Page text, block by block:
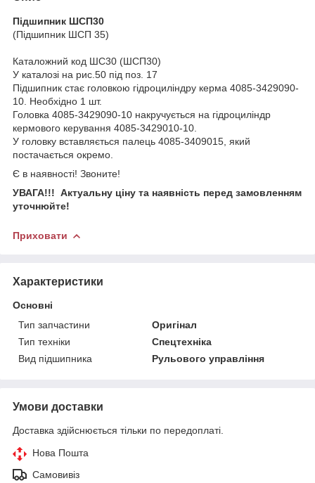
Підшипник ШСП30
(Підшипник ШСП 35)
Каталожний код ШС30 (ШСП30)
У каталозі на рис.50 під поз. 17
Підшипник стає головкою гідроциліндру керма 4085-3429090-
10. Необхідно 1 шт.
Головка 4085-3429090-10 накручується на гідроциліндр
кермового керування 4085-3429010-10.
У головку вставляється палець 4085-3409015, який
постачається окремо.
Є в наявності! Звоните!
УВАГА!!! Актуальну ціну та наявність перед замовленням
уточнюйте!
Приховати
Характеристики
Основні
Тип запчастини
Оригінал
Тип техніки
Спецтехніка
Вид підшипника
Рульового управління
Умови доставки
Доставка здійснюється тільки по передоплаті.
Нова Пошта
Самовивіз